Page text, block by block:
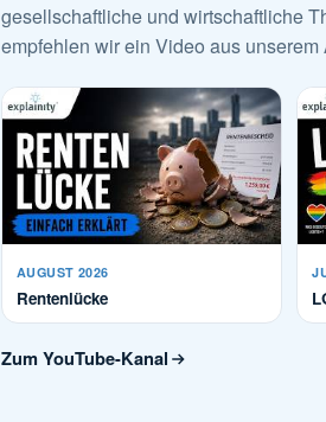
gesellschaftliche und wirtschaftliche
empfehlen wir ein Video aus unserem
AUGUST 2026
Rentenlücke
Zum YouTube-Kanal